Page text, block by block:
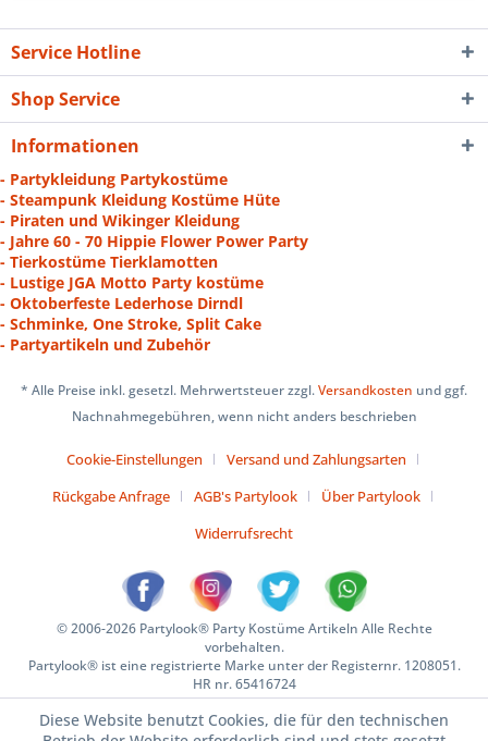
Service Hotline
Shop Service
Informationen
- Partykleidung Partykostüme
- Steampunk Kleidung Kostüme Hüte
- Piraten und Wikinger Kleidung
- Jahre 60 - 70 Hippie Flower Power Party
- Tierkostüme Tierklamotten
- Lustige JGA Motto Party kostüme
- Oktoberfeste Lederhose Dirndl
- Schminke, One Stroke, Split Cake
- Partyartikeln und Zubehör
* Alle Preise inkl. gesetzl. Mehrwertsteuer zzgl.Versandkosten und ggf.
Nachnahmegebühren, wenn nicht anders beschrieben
Cookie-Einstellungen
Versand und Zahlungsarten
Rückgabe Anfrage
AGB's Partylook
Über Partylook
Widerrufsrecht
© 2006-2026 Partylook® Party Kostüme Artikeln Alle Rechte
vorbehalten.
Partylook® ist eine registrierte Marke unter der Registernr. 1208051.
HR nr. 65416724
Diese Website benutzt Cookies, die für den technischen